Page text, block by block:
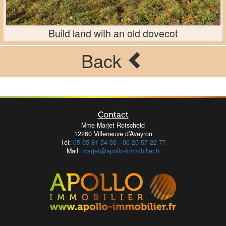
Build land with an old dovecot
Back
Contact
Mme Marjet Rotscheid
12260 Villeneuve d’Aveyron
Tél: 05 65 81 54 33- 06 20 57 22 77
Mail: marjet@apollo-immobilier.fr